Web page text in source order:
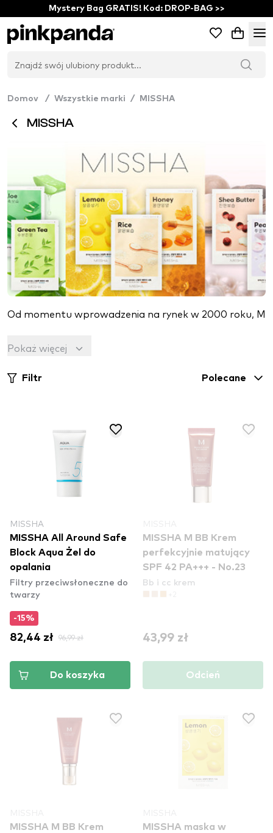
Mystery Bag GRATIS! Kod: DROP-BAG >>
Domov / Wszystkie marki / MISSHA
MISSHA
Od momentu wprowadzenia na rynek w 2000 roku,
Wsłuchując się w historie klientów i ich obawy
MISSHA stała się globalną marką kosmetyczną, która
Pokaż więcej
Filtr Polecane
MISSHA
MISSHA All Around Safe
Block Aqua Żel do
opalania
Filtry przeciwsłoneczne do
twarzy
-15%
82,44 zł 96,99 zł
Do koszyka
MISSHA M BB Krem
perfekcyjnie matujący
SPF 42 PA+++ - No.23
Bb i cc krem
43,99 zł
Odcień
MISSHA M BB Krem
MISSHA maska w